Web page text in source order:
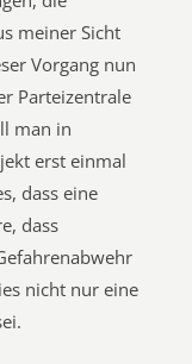
meiner Sicht
Vorgang nun
Parteizentrale
man in
erst einmal
dass eine
dass
nicht nur eine